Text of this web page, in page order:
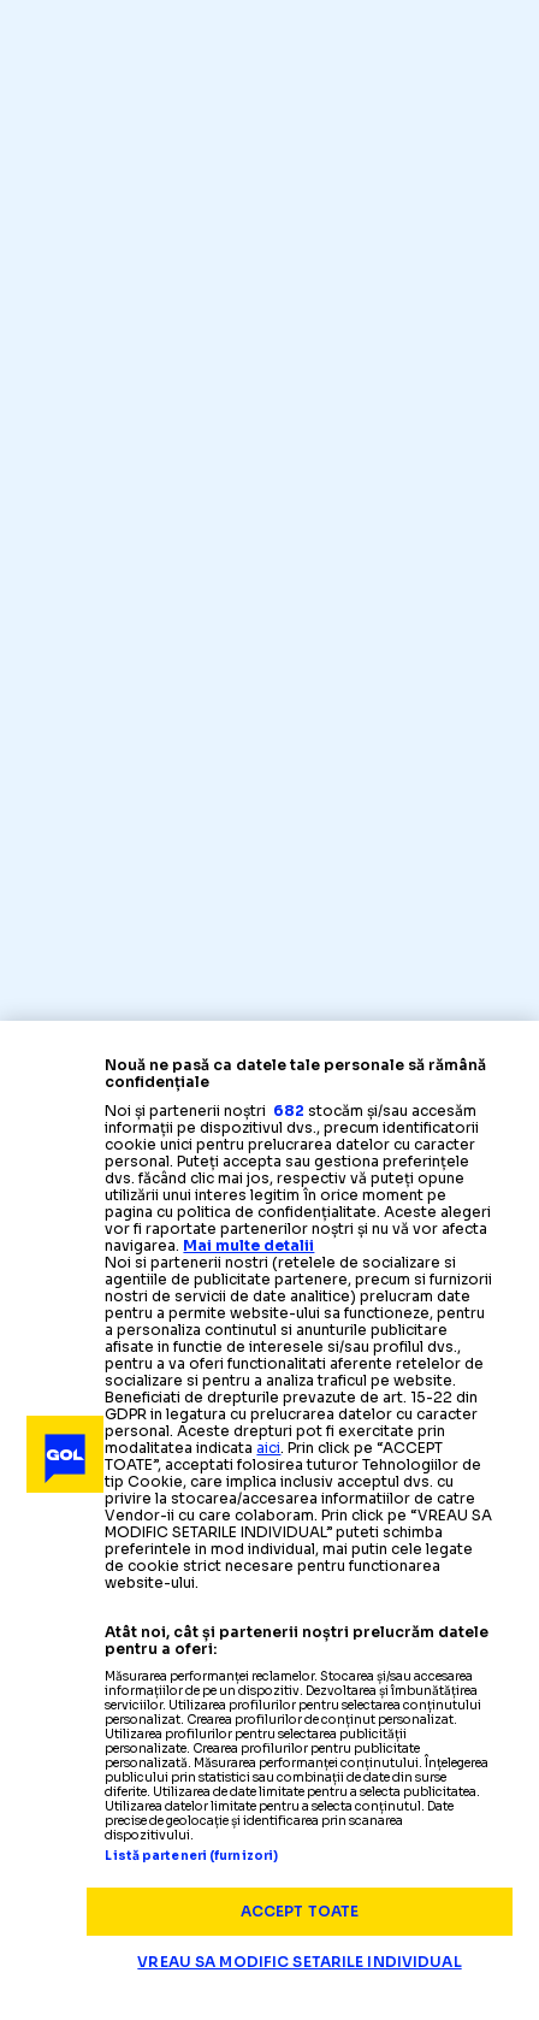
BASCHET
Nouă ne pasă ca datele tale personale să rămână
confidențiale
Noi și partenerii noștri 682 stocăm și/sau accesăm
informații pe dispozitivul dvs., precum identificatorii
cookie unici pentru prelucrarea datelor cu caracter
personal. Puteți accepta sau gestiona preferințele
dvs. făcând clic mai jos, respectiv vă puteți opune
utilizării unui interes legitim în orice moment pe
pagina cu politica de confidențialitate. Aceste alegeri
vor fi raportate partenerilor noștri și nu vă vor afecta
navigarea. Mai multe detalii
Noi si partenerii nostri (retelele de socializare si
agentiile de publicitate partenere, precum si furnizorii
nostri de servicii de date analitice) prelucram date
pentru a permite website-ului sa functioneze, pentru
a personaliza continutul si anunturile publicitare
afisate in functie de interesele si/sau profilul dvs.,
pentru a va oferi functionalitati aferente retelelor de
socializare si pentru a analiza traficul pe website.
Beneficiati de drepturile prevazute de art. 15-22 din
GDPR in legatura cu prelucrarea datelor cu caracter
personal. Aceste drepturi pot fi exercitate prin
modalitatea indicataaici. Prin click pe “ACCEPT
TOATE”, acceptati folosirea tuturor Tehnologiilor de
tip Cookie, care implica inclusiv acceptul dvs. cu
privire la stocarea/accesarea informatiilor de catre
Vendor-ii cu care colaboram. Prin click pe “VREAU SA
MODIFIC SETARILE INDIVIDUAL” puteti schimba
preferintele in mod individual, mai putin cele legate
de cookie strict necesare pentru functionarea
website-ului.
Atât noi, cât și partenerii noștri prelucrăm datele
pentru a oferi:
Măsurarea performanței reclamelor. Stocarea și/sau accesarea
informațiilor de pe un dispozitiv. Dezvoltarea și îmbunătățirea
serviciilor. Utilizarea profilurilor pentru selectarea conținutului
personalizat. Crearea profilurilor de conținut personalizat.
Utilizarea profilurilor pentru selectarea publicității
personalizate. Crearea profilurilor pentru publicitate
personalizată. Măsurarea performanței conținutului. Înțelegerea
publicului prin statistici sau combinații de date din surse
diferite. Utilizarea de date limitate pentru a selecta publicitatea.
Utilizarea datelor limitate pentru a selecta conținutul. Date
precise de geolocație și identificarea prin scanarea
dispozitivului.
Listă parteneri (furnizori)
ACCEPT TOATE
VREAU SA MODIFIC SETARILE INDIVIDUAL